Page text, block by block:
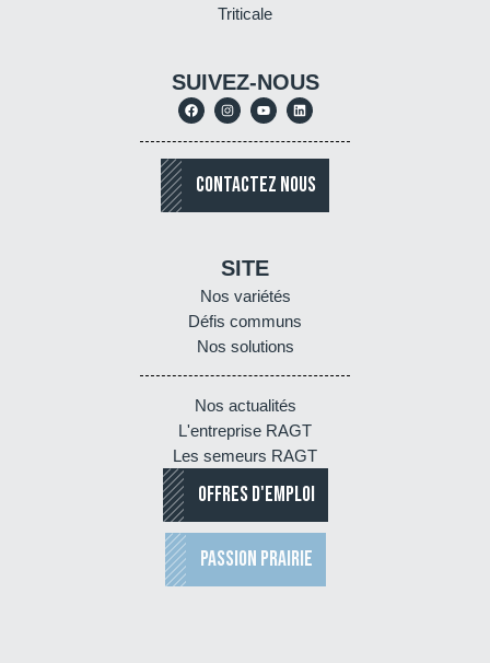
Triticale
SUIVEZ-NOUS
CONTACTEZ NOUS
SITE
Nos variétés
Défis communs
Nos solutions
Nos actualités
L'entreprise RAGT
Les semeurs RAGT
OFFRES D'EMPLOI
PASSION PRAIRIE